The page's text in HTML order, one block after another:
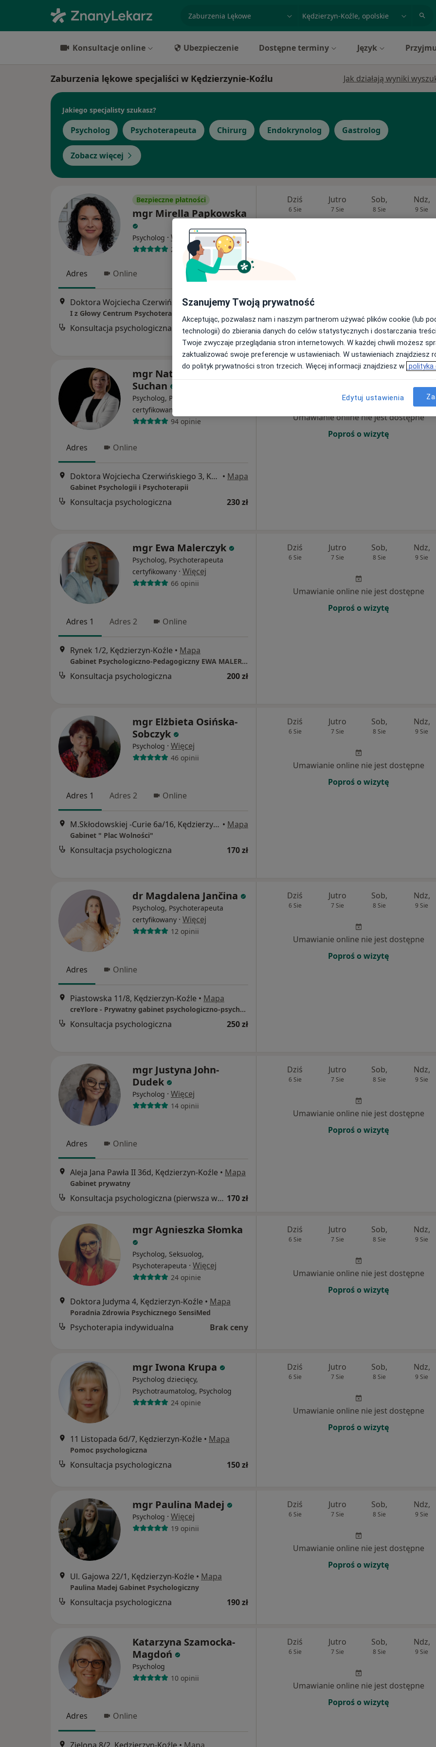
miasto lub dzielnica
Konsultacje online Ubezpieczenie Dostępne terminy Język
Zaburzenia lękowe specjaliści w Kędzierzynie-Koźlu Jak działają wyniki
Jakiego specjalisty szukasz?
Psycholog Psychoterapeuta Chirurg Endokrynolog Gastrolog
Zobacz więcej
Bezpieczne płatności
mgr Mirella Papkowska
Psycholog · Więcej
20 opinii
Adres Online
Doktora Wojciecha Czerwińskiego 3, Kędzierzyn-Koźle •Mapa
I z Głowy Centrum Psychoterapii i Rozwoju
Konsultacja psychologiczna 200 zł
Dziś
6 Sie
Jutro
7 Sie
Sob,
8 Sie
Ndz,
9 Sie
mgr Natalia Mateja-
Suchan
Psycholog, Psychoterapeuta
certyfikowany
94 opinie
Adres Online
Doktora Wojciecha Czerwińskiego 3, Kędzierzyn-Koźle • Mapa
Gabinet Psychologii i Psychoterapii
Konsultacja psychologiczna 230 zł
Sob, Ndz,
Umawianie online nie jest dostępne
Poproś o wizytę
mgr Ewa Malerczyk
Psycholog, Psychoterapeuta
certyfikowany · Więcej
66 opinii
Adres 1 Adres 2 Online
Rynek 1/2, Kędzierzyn-Koźle • Mapa
Gabinet Psychologiczno-Pedagogiczny EWA MALERCZYK
Konsultacja psychologiczna 200 zł
Dziś
6 Sie
Jutro
7 Sie
Sob,
8 Sie
Ndz,
9 Sie
Umawianie online nie jest dostępne
Poproś o wizytę
mgr Elżbieta Osińska-
Sobczyk
Psycholog · Więcej
46 opinii
Adres 1 Adres 2 Online
M.Skłodowskiej -Curie 6a/16, Kędzierzyn-Koźle • Mapa
Gabinet " Plac Wolności"
Konsultacja psychologiczna 170 zł
Dziś
6 Sie
Jutro
7 Sie
Sob,
8 Sie
Ndz,
9 Sie
Umawianie online nie jest dostępne
Poproś o wizytę
dr Magdalena Jančina
Psycholog, Psychoterapeuta
certyfikowany · Więcej
12 opinii
Adres Online
Piastowska 11/8, Kędzierzyn-Koźle • Mapa
creYlore - Prywatny gabinet psychologiczno-psychoterapeutyczny
Konsultacja psychologiczna 250 zł
Dziś
6 Sie
Jutro
7 Sie
Sob,
8 Sie
Ndz,
9 Sie
Umawianie online nie jest dostępne
Poproś o wizytę
mgr Justyna John-
Dudek
Psycholog · Więcej
14 opinii
Adres Online
Aleja Jana Pawła II 36d, Kędzierzyn-Koźle • Mapa
Gabinet prywatny
Konsultacja psychologiczna (pierwsza wizyta) 170 zł
Dziś
6 Sie
Jutro
7 Sie
Sob,
8 Sie
Ndz,
9 Sie
Umawianie online nie jest dostępne
Poproś o wizytę
mgr Agnieszka Słomka
Psycholog, Seksuolog,
Psychoterapeuta · Więcej
24 opinie
Doktora Judyma 4, Kędzierzyn-Koźle • Mapa
Poradnia Zdrowia Psychicznego SensiMed
Psychoterapia indywidualna Brak ceny
Dziś
6 Sie
Jutro
7 Sie
Sob,
8 Sie
Ndz,
9 Sie
Umawianie online nie jest dostępne
Poproś o wizytę
mgr Iwona Krupa
Psycholog dziecięcy,
Psychotraumatolog, Psycholog
24 opinie
11 Listopada 6d/7, Kędzierzyn-Koźle • Mapa
Pomoc psychologiczna
Konsultacja psychologiczna 150 zł
Dziś
6 Sie
Jutro
7 Sie
Sob,
8 Sie
Ndz,
9 Sie
Umawianie online nie jest dostępne
Poproś o wizytę
mgr Paulina Madej
Psycholog · Więcej
19 opinii
Ul. Gajowa 22/1, Kędzierzyn-Koźle • Mapa
Paulina Madej Gabinet Psychologiczny
Konsultacja psychologiczna 190 zł
Dziś
6 Sie
Jutro
7 Sie
Sob,
8 Sie
Ndz,
9 Sie
Umawianie online nie jest dostępne
Poproś o wizytę
Katarzyna Szamocka-
Magdoń
Psycholog
10 opinii
Adres Online
Dziś
6 Sie
Jutro
7 Sie
Sob,
8 Sie
Ndz,
9 Sie
Umawianie online nie jest dostępne
Poproś o wizytę
Szanujemy Twoją prywatność
Akceptując, pozwalasz nam i naszym partnerom używać plików cookie (lub
technologii) do zbierania danych do celów statystycznych i dostarczania
Twoje zwyczaje przeglądania stron internetowych. W każdej chwili możesz
zaktualizować swoje preferencje w ustawieniach. W ustawieniach znajdziesz
do polityk prywatności stron trzecich. Więcej informacji znajdziesz w polityka
Edytuj ustawienia